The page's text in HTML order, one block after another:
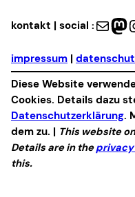
kontakt | social : Mail Mastodon
impressum |
Diese Website
Cookies. Details dazu
Datenschutzerklärung.
dem zu. | This website
Details are in the
this.